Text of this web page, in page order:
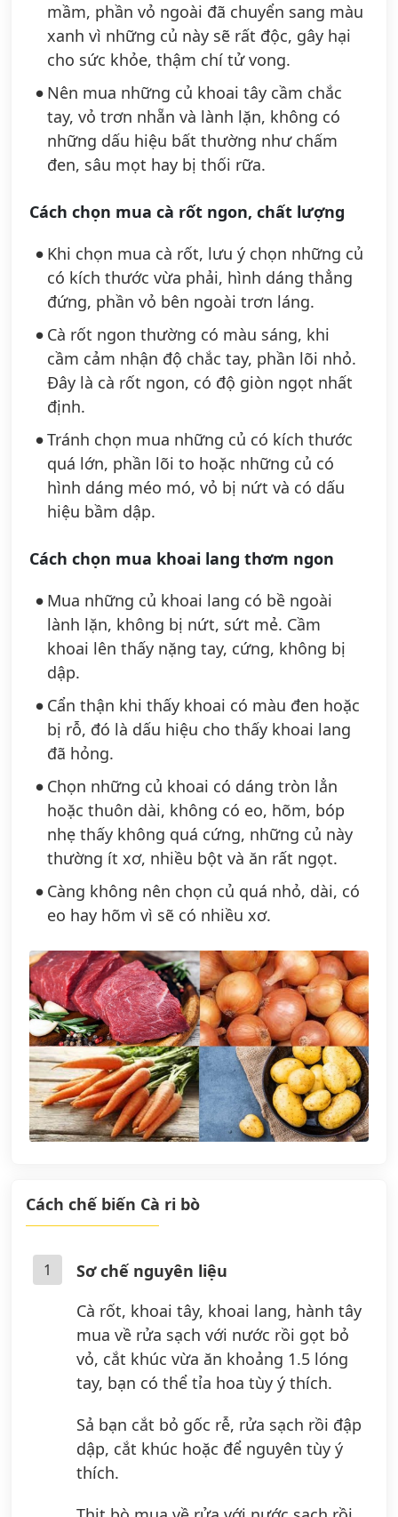
mầm, phần vỏ ngoài đã chuyển sang màu
xanh vì những củ này sẽ rất độc, gây hại
cho sức khỏe, thậm chí tử vong.
Nên mua những củ khoai tây cầm chắc
tay, vỏ trơn nhẵn và lành lặn, không có
những dấu hiệu bất thường như chấm
đen, sâu mọt hay bị thối rữa.
Cách chọn mua cà rốt ngon, chất lượng
Khi chọn mua cà rốt, lưu ý chọn những củ
có kích thước vừa phải, hình dáng thẳng
đứng, phần vỏ bên ngoài trơn láng.
Cà rốt ngon thường có màu sáng, khi
cầm cảm nhận độ chắc tay, phần lõi nhỏ.
Đây là cà rốt ngon, có độ giòn ngọt nhất
định.
Tránh chọn mua những củ có kích thước
quá lớn, phần lõi to hoặc những củ có
hình dáng méo mó, vỏ bị nứt và có dấu
hiệu bầm dập.
Cách chọn mua khoai lang thơm ngon
Mua những củ khoai lang có bề ngoài
lành lặn, không bị nứt, sứt mẻ. Cầm
khoai lên thấy nặng tay, cứng, không bị
dập.
Cẩn thận khi thấy khoai có màu đen hoặc
bị rỗ, đó là dấu hiệu cho thấy khoai lang
đã hỏng.
Chọn những củ khoai có dáng tròn lẳn
hoặc thuôn dài, không có eo, hõm, bóp
nhẹ thấy không quá cứng, những củ này
thường ít xơ, nhiều bột và ăn rất ngọt.
Càng không nên chọn củ quá nhỏ, dài, có
eo hay hõm vì sẽ có nhiều xơ.
Cách chế biến Cà ri bò
1
Sơ chế nguyên liệu
Cà rốt, khoai tây, khoai lang, hành tây
mua về rửa sạch với nước rồi gọt bỏ
vỏ, cắt khúc vừa ăn khoảng 1.5 lóng
tay, bạn có thể tỉa hoa tùy ý thích.
Sả bạn cắt bỏ gốc rễ, rửa sạch rồi đập
dập, cắt khúc hoặc để nguyên tùy ý
thích.